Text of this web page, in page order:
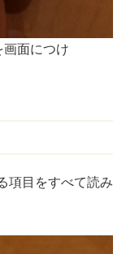
画面につけ
項目をすべて読み